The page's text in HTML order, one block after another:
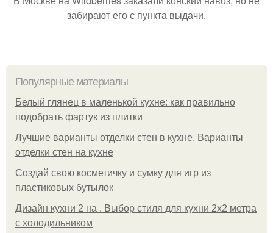
забирают его с пункта выдачи.
Популярные материалы
Белый глянец в маленькой кухне: как правильно
подобрать фартук из плитки
Лучшие варианты отделки стен в кухне. Варианты
отделки стен на кухне
Создай свою косметичку и сумку для игр из
пластиковых бутылок
Дизайн кухни 2 на . Выбор стиля для кухни 2х2 метра
с холодильником